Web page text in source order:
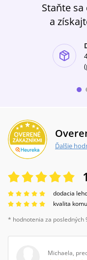
Staňte
a
Ďalšie
dodacia
kvalita
* hodnotenia za posledných
Michaela,